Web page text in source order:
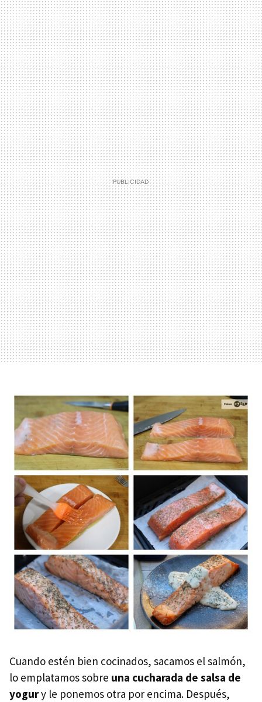
Cuando estén bien cocinados, sacamos el salmón,
lo emplatamos sobre una cucharada de salsa de
yogury le ponemos otra por encima. Después,